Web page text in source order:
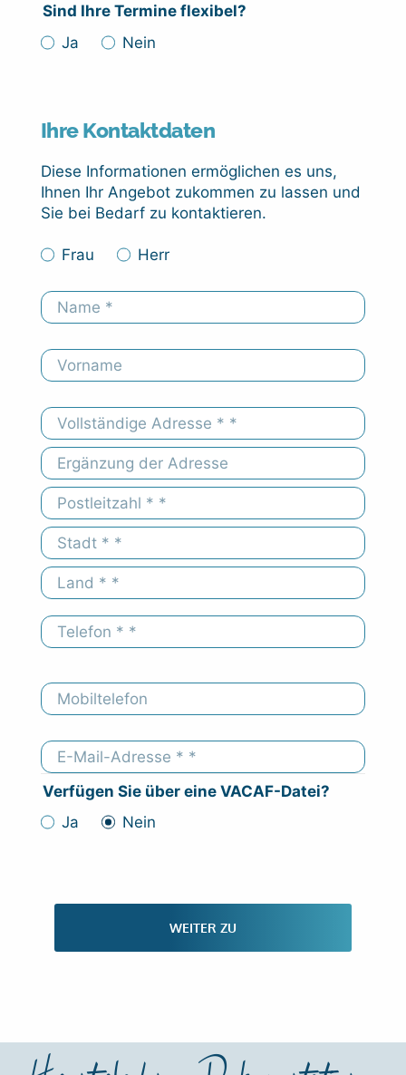
Sind Ihre Termine flexibel?
Ja
Nein
Ihre Kontaktdaten
Diese Informationen ermöglichen es uns,
Ihnen Ihr Angebot zukommen zu lassen und
Sie bei Bedarf zu kontaktieren.
Frau Herr
Verfügen Sie über eine VACAF-Datei?
Ja
Nein
WEITER ZU